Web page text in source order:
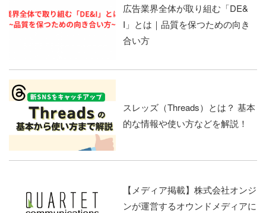
広告業界全体が取り組む「DE&
I」とは｜品質を保つための向き
合い方
スレッズ（Threads）とは？ 基本
的な情報や使い方などを解説！
【メディア掲載】株式会社オンジ
ンが運営するオウンドメディアに